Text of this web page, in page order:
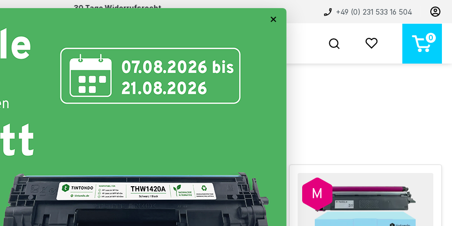
30 Tage Widerrufsrecht +49 (0) 231 533 16 504
0
Toner
l 3760 cdw"
STORE
×